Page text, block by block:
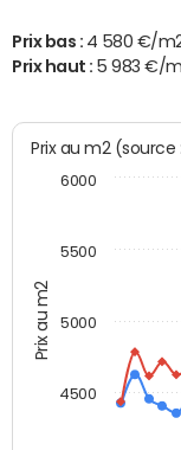
Prix bas : 4 580 €/
Prix haut : 5 983 €/
Prix au m2
Prix au m2
4500
5000
5500
6000